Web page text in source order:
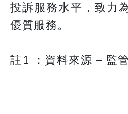
投訴服務水平，致力
優質服務。
註1 ：資料來源 – 監